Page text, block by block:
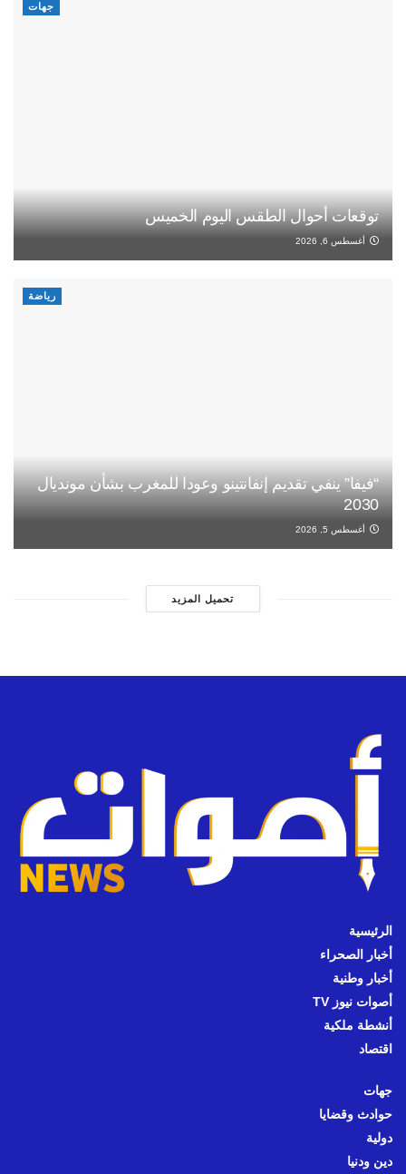
جهات
توقعات أحوال الطقس اليوم الخميس
أغسطس 6, 2026
رياضة
“فيفا” ينفي تقديم إنفانتينو وعودا للمغرب بشأن مونديال
2030
أغسطس 5, 2026
تحميل المزيد
الرئيسية
أخبار الصحراء
أخبار وطنية
أصوات نيوز TV
أنشطة ملكية
اقتصاد
جهات
حوادث وقضايا
دولية
دين ودنيا